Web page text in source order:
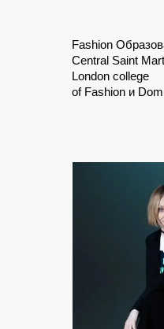
Fashion
Central Saint
London college
of Fashion и